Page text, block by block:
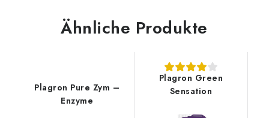
Ähnliche Produkte
Plagron Pure Zym –
Enzyme
Plagron Green
Sensation